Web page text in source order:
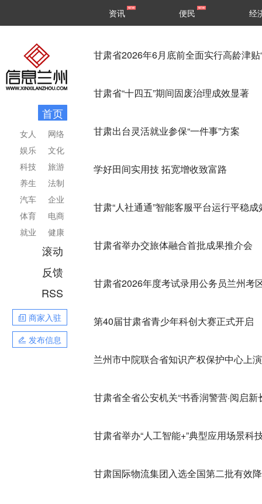
区县
资讯 便民 经
首页
网络
文化
旅游
法制
企业
电商
健康
女人
娱乐
科技
养生
汽车
体育
就业
滚动
反馈
RSS
商家入驻
发布信息
甘肃省2026年6月底前全面实行高龄津
甘肃省“十四五”期间固废治理成效显著
甘肃出台灵活就业参保“一件事”方案
学好田间实用技 拓宽增收致富路
甘肃“人社通通”智能客服平台运行平稳成
甘肃省举办交旅体融合首批成果推介会
甘肃省2026年度考试录用公务员兰州考
第40届甘肃省青少年科创大赛正式开启
兰州市中院联合省知识产权保护中心上
甘肃省全省公安机关“书香润警营·阅启
甘肃省举办“人工智能+”典型应用场景科
甘肃国际物流集团入选全国第二批有效